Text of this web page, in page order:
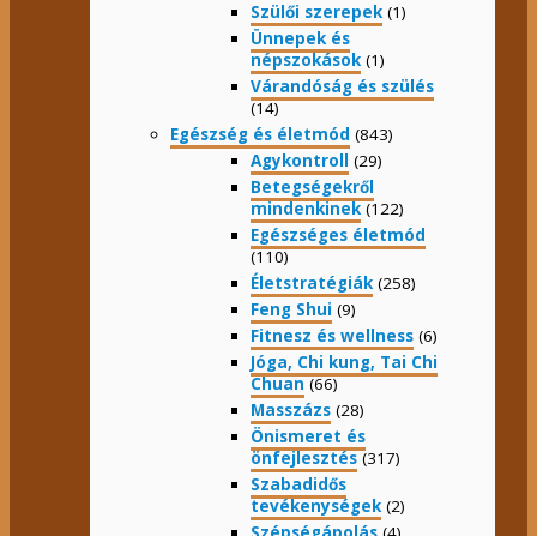
Szülői szerepek (1)
Ünnepek és
népszokások (1)
Várandóság és szülés
(14)
Egészség és életmód (843)
Agykontroll (29)
Betegségekről
mindenkinek(122)
Egészséges életmód
(110)
Életstratégiák (258)
Feng Shui (9)
Fitnesz és wellness (6)
Jóga, Chi kung, Tai Chi
Chuan(66)
Masszázs (28)
Önismeret és
önfejlesztés(317)
Szabadidős
tevékenységek (2)